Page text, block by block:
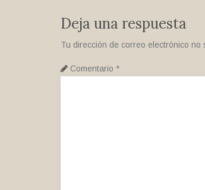
Deja una respuesta
Tu dirección de correo electrónico no
Comentario *